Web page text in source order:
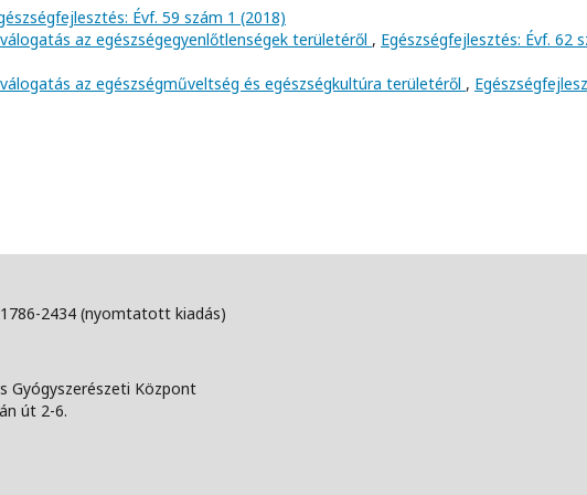
Évf. 59 szám 1 (2018)
az egészségegyenlőtlenségek területéről , Egészségfejlesztés: Évf. 62
az egészségműveltség és egészségkultúra területéről ,
2434 (nyomtatott kiadás)
Gyógyszerészeti Központ
út 2-6.